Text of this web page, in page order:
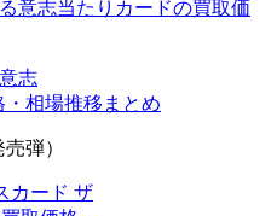
志
相場推移まとめ
弾）